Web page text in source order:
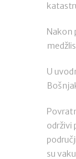
Nakon
U
održivi
su